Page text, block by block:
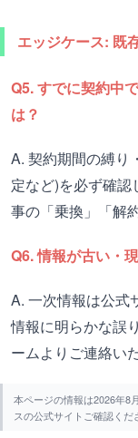
エッジケース: 既
Q5. すでに契約中
は？
A. 契約期間の縛り
定など)を必ず確
事の「乗換」「解
Q6. 情報が古い・
A. 一次情報は公式
情報に明らかな誤
ームよりご連絡い
本ページの情報は2026年8
スの公式サイトご確認くだ